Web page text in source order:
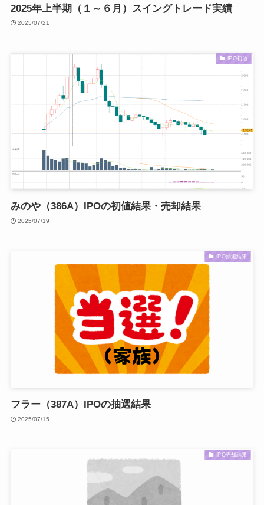
2025年上半期（１～６月）スイングトレード実績
2025/07/21
IPO初値
みのや（386A）IPOの初値結果・売却結果
2025/07/19
IPO抽選結果
フラー（387A）IPOの抽選結果
2025/07/15
IPO売却結果